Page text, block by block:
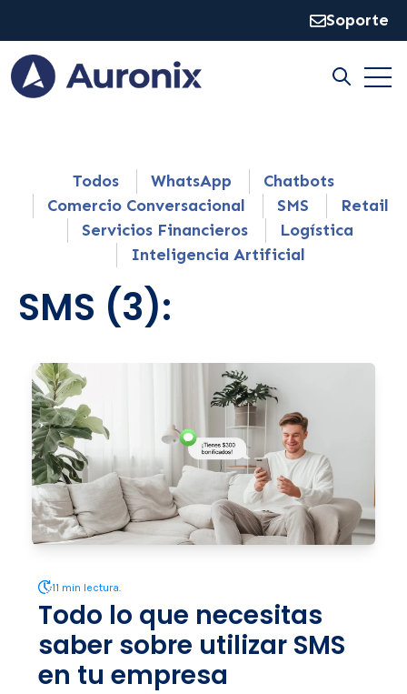
Soporte
Open
Todos WhatsApp
Chatbots
Comercio Conversacional
SMS
Retail
Servicios Financieros
Logística
Inteligencia Artificial
SMS (3):
11 min lectura.
Todo lo que necesitas
saber sobre utilizar SMS
en tu empresa